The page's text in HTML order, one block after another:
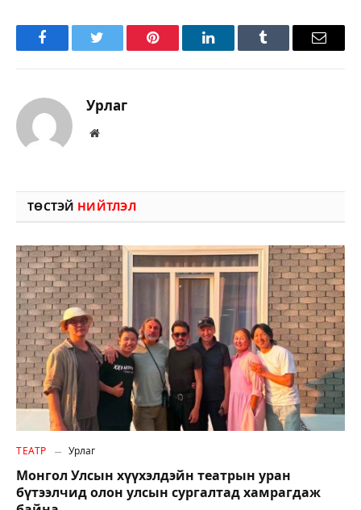
FacebookTwitter Pinterest LinkedInTumblr Имэйл
Урлаг
Вэбсайт
ТӨСТЭЙ НИЙТЛЭЛ
ТЕАТР Урлаг
Монгол Улсын хүүхэлдэйн театрын уран
бүтээлчид олон улсын сургалтад хамрагдаж